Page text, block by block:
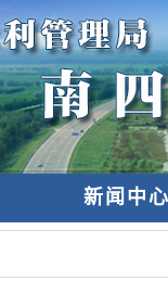
新闻中